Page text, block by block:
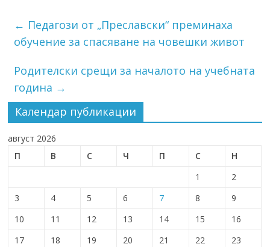
← Педагози от „Преславски“ преминаха
обучение за спасяване на човешки живот
Родителски срещи за началото на учебната
година →
Календар публикации
август 2026
П
В С Ч П С
Н
1
2
3
4 5 6 7 8
9
10
11 12 13 14 15
16
17
18 19 20 21 22
23